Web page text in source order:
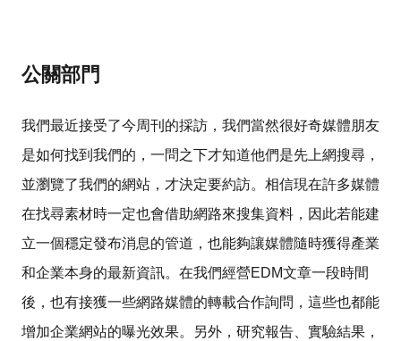
公關部門
我們最近接受了今周刊的採訪，我們當然很好奇媒體朋友
是如何找到我們的，一問之下才知道他們是先上網搜尋，
並瀏覽了我們的網站，才決定要約訪。相信現在許多媒體
在找尋素材時一定也會借助網路來搜集資料，因此若能建
立一個穩定發布消息的管道，也能夠讓媒體隨時獲得產業
和企業本身的最新資訊。在我們經營EDM文章一段時間
後，也有接獲一些網路媒體的轉載合作詢問，這些也都能
增加企業網站的曝光效果。另外，研究報告、實驗結果，